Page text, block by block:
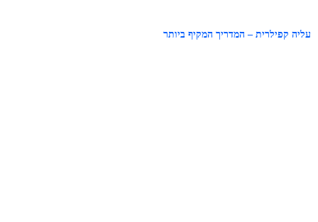
עליה קפילרית – המדריך המקיף ביותר